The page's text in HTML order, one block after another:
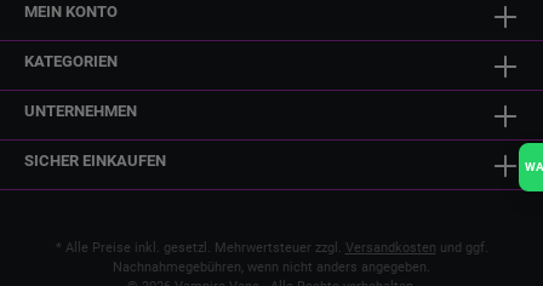
MEIN KONTO
KATEGORIEN
UNTERNEHMEN
SICHER EINKAUFEN
* Alle Preise inkl. gesetzl. Mehrwertsteuer zzgl. Versandkosten und ggf.
Nachnahmegebühren, wenn nicht anders angegeben.
WA